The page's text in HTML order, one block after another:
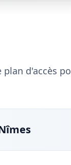
d'accès